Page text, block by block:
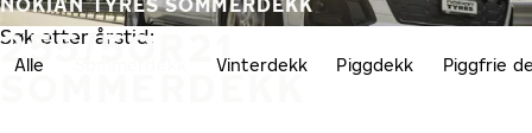
255/50R21
SOMMERDEKK
NOKIAN TYRES SOMMERDEKK
Søk etter årstid:
Alle Vinterdekk Piggdekk Piggfrie